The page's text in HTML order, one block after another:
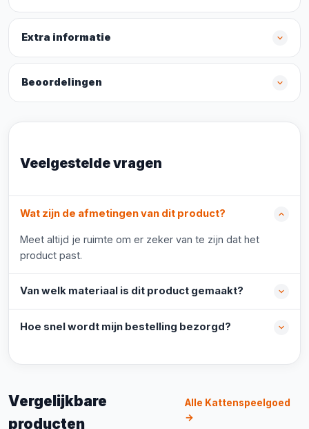
Extra informatie
Beoordelingen
Veelgestelde vragen
Wat zijn de afmetingen van dit product?
Meet altijd je ruimte om er zeker van te zijn dat het
product past.
Van welk materiaal is dit product gemaakt?
Hoe snel wordt mijn bestelling bezorgd?
Vergelijkbare
producten
Alle Kattenspeelgoed
→